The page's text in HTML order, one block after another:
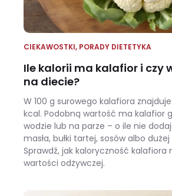
CIEKAWOSTKI, PORADY DIETETYKA
Ile kalorii ma kalafior i czy
na diecie?
W 100 g surowego kalafiora znajduje
kcal. Podobną wartość ma kalafior
wodzie lub na parze – o ile nie
masła, bułki tartej, sosów albo dużej
Sprawdź, jak kaloryczność kalafiora
wartości odżywczej.